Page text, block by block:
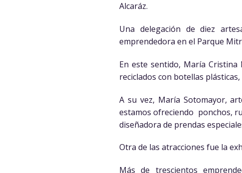
Alcaráz.
Una delegación de diez
emprendedora en el Parque
En este sentido, María
reciclados con botellas
A su vez, María Sotomayor,
estamos ofreciendo ponchos,
diseñadora de prendas
Otra de las atracciones fue la
Más de trescientos